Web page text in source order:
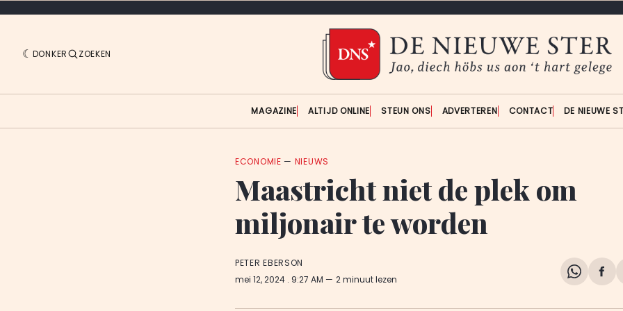
DONKER ZOEKEN
MAGAZINE ALTIJD ONLINE STEUN ONS ADVERTEREN CONTACT DE NIEUWE
ECONOMIE — NIEUWS
Maastricht niet de plek om
miljonair te worden
PETER EBERSON
mei 12, 2024 . 9:27 AM 2 minuut lezen
Share